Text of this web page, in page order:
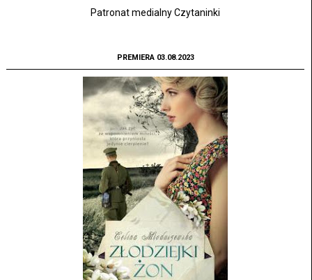
Patronat medialny Czytaninki
PREMIERA 03.08.2023